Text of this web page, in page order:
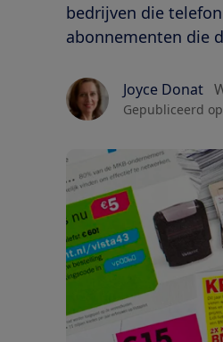
bedrijven die
abonnementen die
Joyce Donat
Gepubliceerd